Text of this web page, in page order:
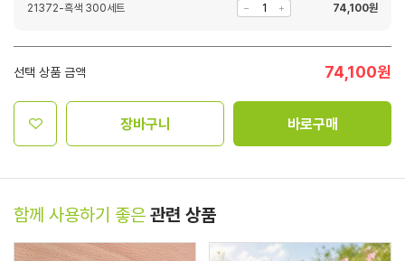
21372-흑색 300세트 74,100원
선택 상품 금액 74,100원
장바구니 바로구매
함께 사용하기 좋은 관련 상품